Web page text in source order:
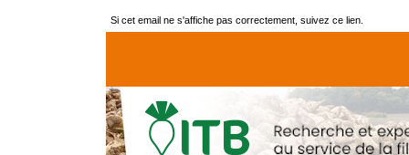
Si cet email ne s'affiche pas correctement, suivez ce lien.